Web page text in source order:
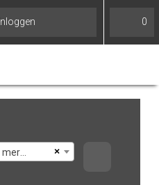
Inloggen 0
×